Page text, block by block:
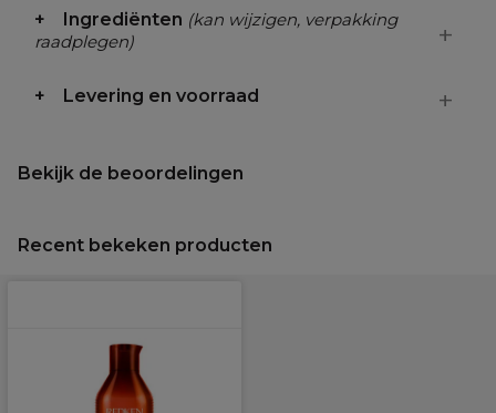
Ingrediënten (kan wijzigen, verpakking
raadplegen)
Levering en voorraad
Bekijk de beoordelingen
Recent bekeken producten